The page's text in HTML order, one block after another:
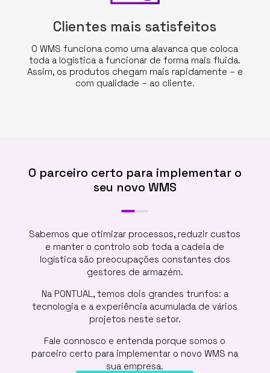
Clientes mais satisfeitos
O WMS funciona como uma alavanca que coloca
toda a logística a funcionar de forma mais fluida.
Assim, os produtos chegam mais rapidamente – e
com qualidade – ao cliente.
O parceiro certo para implementar o
seu novo WMS
Sabemos que otimizar processos, reduzir custos
e manter o controlo sob toda a cadeia de
logística são preocupações constantes dos
gestores de armazém.
Na PONTUAL, temos dois grandes trunfos: a
tecnologia e a experiência acumulada de vários
projetos neste setor.
Fale connosco e entenda porque somos o
parceiro certo para implementar o novo WMS na
sua empresa.